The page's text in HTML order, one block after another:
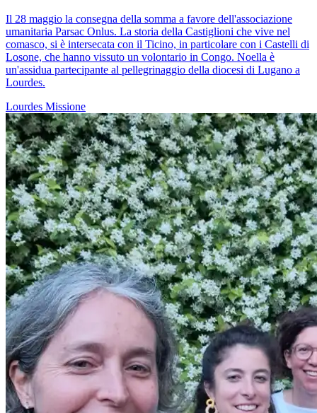
Il 28 maggio la consegna della somma a favore dell'associazione
umanitaria Parsac Onlus. La storia della Castiglioni che vive nel
comasco, si è intersecata con il Ticino, in particolare con i Castelli di
Losone, che hanno vissuto un volontario in Congo. Noella è
un'assidua partecipante al pellegrinaggio della diocesi di Lugano a
Lourdes.
Lourdes Missione